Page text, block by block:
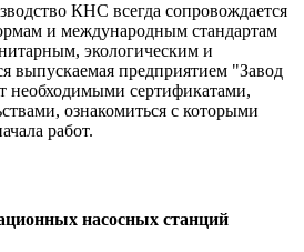
КНС всегда сопровождается
и международным стандартам
экологическим и
выпускаемая предприятием "Завод
необходимыми сертификатами,
ознакомиться с которыми
работ.
насосных станций